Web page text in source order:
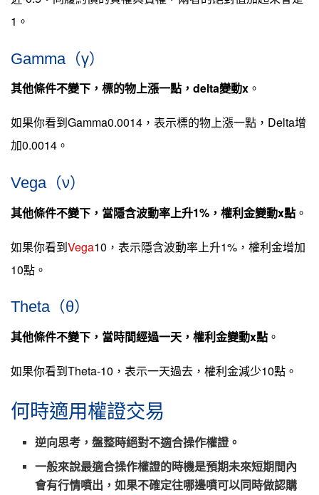
1。
Gamma（γ）
其他條件不變下，標的物上漲一點，delta變動x 。
如果你看到Gamma0.0014，表示標的物上漲一點，Delta增
加0.0014。
Vega（ν）
其他條件不變下，當隱含波動率上升1%，權利金變動x點 。
如果你看到Vega10，表示隱含波動率上升1%，權利金增加
10點。
Theta（θ）
其他條件不變下，當時間經過一天，權利金變動x點 。
如果你看到Theta-10，表示一天過去，權利金減少10點。
何時適用權證交易
逆向思考，盤整時絕對不適合操作權證。
一般來說最適合操作權證的時機是預期未來短期間內
會有行情噴出，如果不確定往哪邊噴可以同時做認購